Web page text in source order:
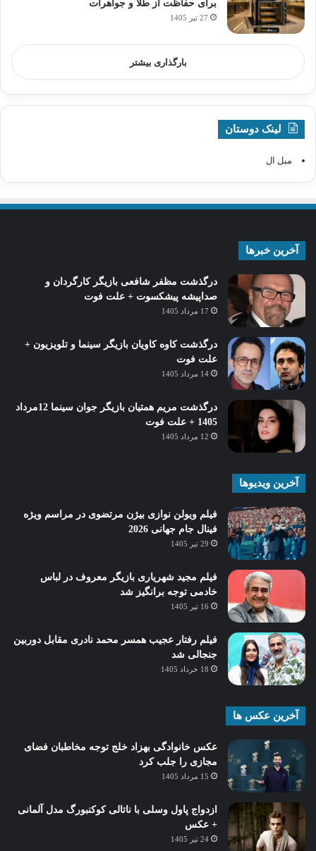
برای حفاظت از طلا و جواهرات
27 تیر 1405
بارگذاری بیشتر
لینک دوستان
مبل ال
آخرین خبرها
درگذشت مظفر شافعی بازیگر کارگردان و
صداپیشه پیشکسوت + علت فوت
17 مرداد 1405
درگذشت کاوه کاویان بازیگر سینما و تلویزیون +
علت فوت
14 مرداد 1405
درگذشت مریم همتیان بازیگر جوان سینما 12مرداد
1405 + علت فوت
12 مرداد 1405
آخرین ویدیوها
فیلم ویولن نوازی بیژن مرتضوی در مراسم ویژه
فینال جام جهانی 2026
29 تیر 1405
فیلم مجید شهریاری بازیگر معروف در لباس
خادمی توجه برانگیز شد
16 تیر 1405
فیلم رفتار عجیب همسر محمد نادری مقابل دوربین
جنجالی شد
18 خرداد 1405
آخرین عکس ها
عکس خانوادگی بهزاد خلج توجه مخاطبان فضای
مجازی را جلب کرد
15 مرداد 1405
ازدواج پاول وسلی با ناتالی کوکنبورگ مدل آلمانی
+ عکس
24 تیر 1405